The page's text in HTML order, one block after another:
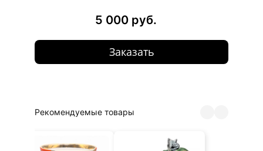
5 000 руб.
Заказать
Рекомендуемые товары